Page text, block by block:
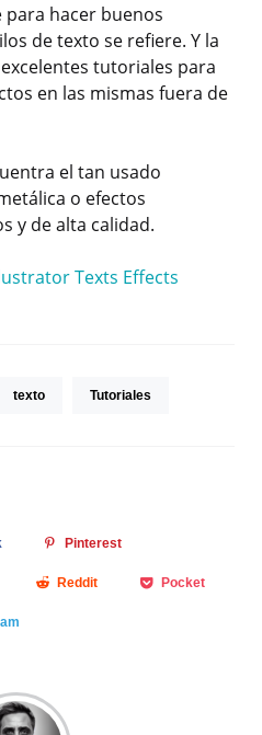
hacer buenos
de texto se refiere. Y la
tutoriales para
en las mismas fuera de
el tan usado
o efectos
y de alta calidad.
Texts Effects
texto Tutoriales
Pinterest
Reddit Pocket